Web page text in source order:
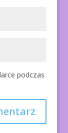
podczas